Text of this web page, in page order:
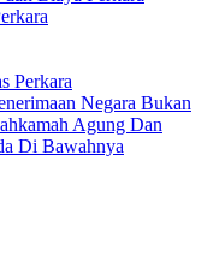
Perkara
Negara Bukan
Agung Dan
Di Bawahnya